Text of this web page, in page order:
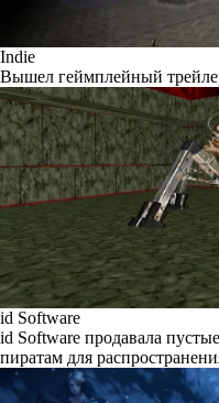
Indie
Вышел геймплейный
id Software
id Software продавала
пиратам для